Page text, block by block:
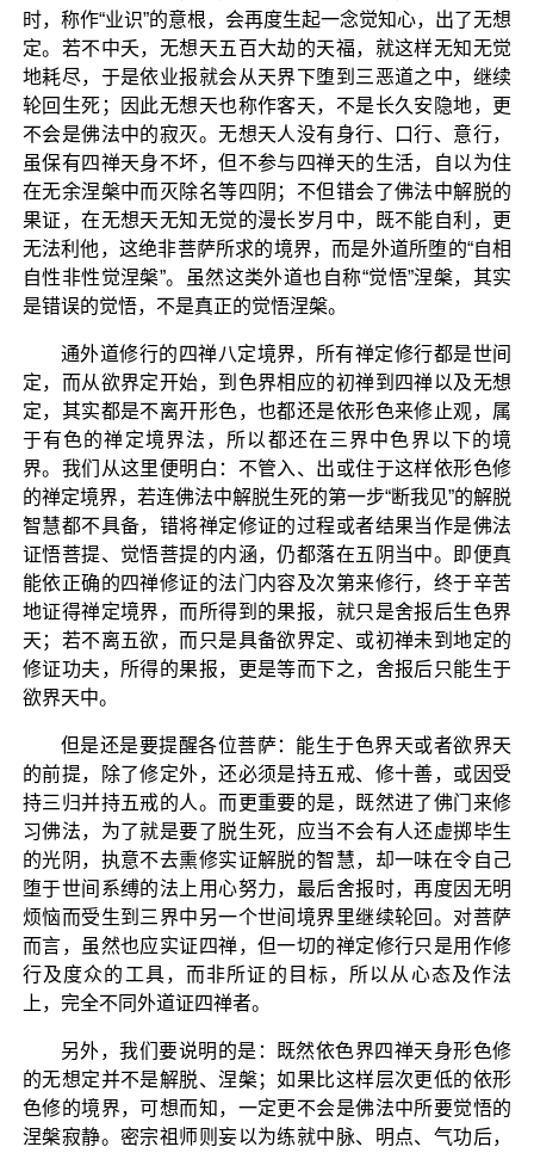
时，称作“业识”的意根，会再度生起一念觉知心，出了无想
定。若不中夭，无想天五百大劫的天福，就这样无知无觉
地耗尽，于是依业报就会从天界下堕到三恶道之中，继续
轮回生死；因此无想天也称作客天，不是长久安隐地，更
不会是佛法中的寂灭。无想天人没有身行、口行、意行，
虽保有四禅天身不坏，但不参与四禅天的生活，自以为住
在无余涅槃中而灭除名等四阴；不但错会了佛法中解脱的
果证，在无想天无知无觉的漫长岁月中，既不能自利，更
无法利他，这绝非菩萨所求的境界，而是外道所堕的“自相
自性非性觉涅槃”。虽然这类外道也自称“觉悟”涅槃，其实
是错误的觉悟，不是真正的觉悟涅槃。
通外道修行的四禅八定境界，所有禅定修行都是世间
定，而从欲界定开始，到色界相应的初禅到四禅以及无想
定，其实都是不离开形色，也都还是依形色来修止观，属
于有色的禅定境界法，所以都还在三界中色界以下的境
界。我们从这里便明白：不管入、出或住于这样依形色修
的禅定境界，若连佛法中解脱生死的第一步“断我见”的解脱
智慧都不具备，错将禅定修证的过程或者结果当作是佛法
证悟菩提、觉悟菩提的内涵，仍都落在五阴当中。即便真
能依正确的四禅修证的法门内容及次第来修行，终于辛苦
地证得禅定境界，而所得到的果报，就只是舍报后生色界
天；若不离五欲，而只是具备欲界定、或初禅未到地定的
修证功夫，所得的果报，更是等而下之，舍报后只能生于
欲界天中。
但是还是要提醒各位菩萨：能生于色界天或者欲界天
的前提，除了修定外，还必须是持五戒、修十善，或因受
持三归并持五戒的人。而更重要的是，既然进了佛门来修
习佛法，为了就是要了脱生死，应当不会有人还虚掷毕生
的光阴，执意不去熏修实证解脱的智慧，却一味在令自己
堕于世间系缚的法上用心努力，最后舍报时，再度因无明
烦恼而受生到三界中另一个世间境界里继续轮回。对菩萨
而言，虽然也应实证四禅，但一切的禅定修行只是用作修
行及度众的工具，而非所证的目标，所以从心态及作法
上，完全不同外道证四禅者。
另外，我们要说明的是：既然依色界四禅天身形色修
的无想定并不是解脱、涅槃；如果比这样层次更低的依形
色修的境界，可想而知，一定更不会是佛法中所要觉悟的
涅槃寂静。密宗祖师则妄以为练就中脉、明点、气功后，